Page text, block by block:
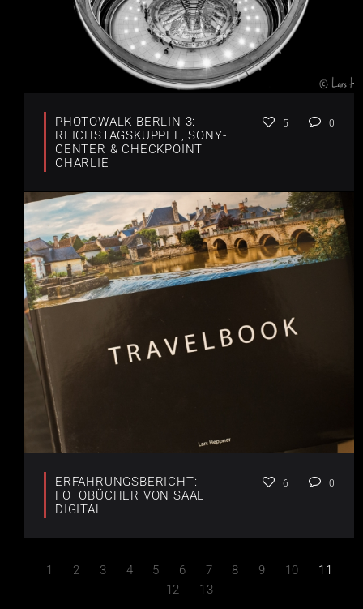
PHOTOWALK BERLIN 3:
REICHSTAGSKUPPEL, SONY-
CENTER & CHECKPOINT
CHARLIE
5 0
ERFAHRUNGSBERICHT:
FOTOBÜCHER VON SAAL
DIGITAL
6 0
1 2 3 4 5 6 7 8 9 10
11
12
13